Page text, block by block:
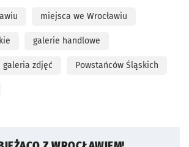
miejsca we Wrocławiu
galerie handlowe
galeria zdjęć Powstańców Śląskich